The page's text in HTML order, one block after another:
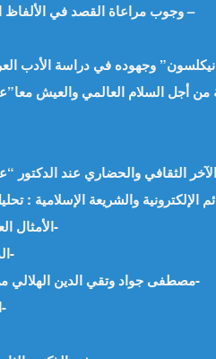
وجوب مراعاة القصد في الألفاظ الصريحة التي تتضمن الردة. أ.محمدو ولد باب – موريتانيا –
الأمثال العربية من الخرافة الى التهذيب ! – د.محمد سالمان -مصر-
المنقوص عند رجال القانون – د.محمد جمعة الدِّربيّ -مصر-
مصطفى جواد وتقي الدين الهلالي من الاشتراك إلى الاشتباك – د.عمر ماجد السنوي -العراق-
الحضارة تبنى بالوعي المشترك – أ.علجية عيش -الجزائر-